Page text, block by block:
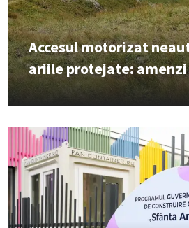
Accesul motorizat
ariile protejate: